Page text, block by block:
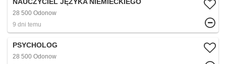
NAUCZYCIEL JĘZYKA NIEMIECKIEGO
28 500 Odonow
9 dni temu
PSYCHOLOG
28 500 Odonow